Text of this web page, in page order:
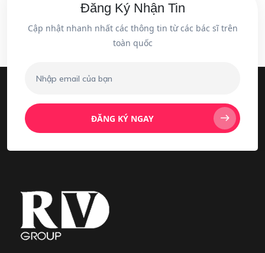
Đăng Ký Nhận Tin
Cập nhật nhanh nhất các thông tin từ các bác sĩ trên
toàn quốc
ĐĂNG KÝ NGAY